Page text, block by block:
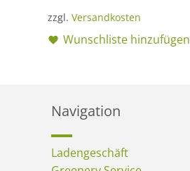
zzgl. Versandkosten
Wunschliste hinzufügen
Navigation
Ladengeschäft